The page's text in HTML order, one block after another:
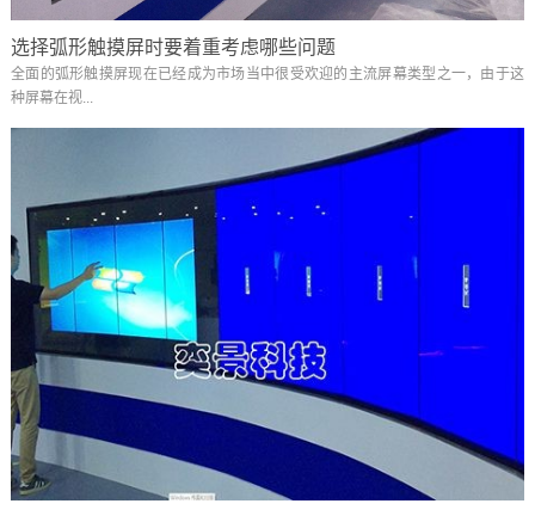
选择弧形触摸屏时要着重考虑哪些问题
全面的弧形触摸屏现在已经成为市场当中很受欢迎的主流屏幕类型之一，由于这
种屏幕在视...